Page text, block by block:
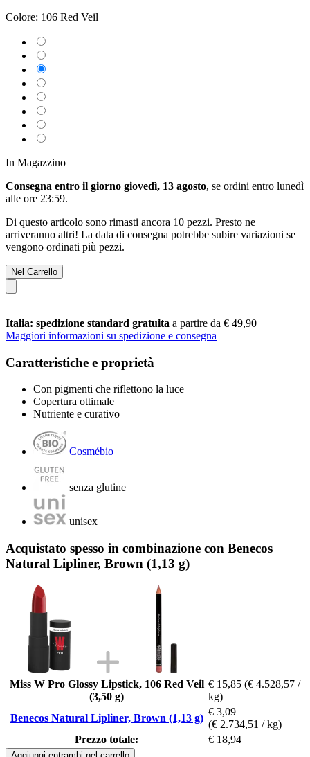
Colore: 106 Red Veil
In Magazzino
Consegna entro il giorno giovedì, 13 agosto, se ordini entro lunedì
alle ore 23:59.
Di questo articolo sono rimasti ancora 10 pezzi. Presto ne
arriveranno altri! La data di consegna potrebbe subire variazioni se
vengono ordinati più pezzi.
Nel Carrello
Italia: spedizione standard gratuita a partire da € 49,90
Maggiori informazioni su spedizione e consegna
Caratteristiche e proprietà
Con pigmenti che riflettono la luce
Copertura ottimale
Nutriente e curativo
Cosmébio
senza glutine
unisex
Acquistato spesso in combinazione con Benecos
Natural Lipliner, Brown (1,13 g)
Miss W Pro Glossy Lipstick, 106 Red Veil
(3,50 g)
€ 15,85 (€ 4.528,57 /
kg)
Benecos Natural Lipliner, Brown (1,13 g)
€ 3,09
(€ 2.734,51 / kg)
Prezzo totale:
€ 18,94